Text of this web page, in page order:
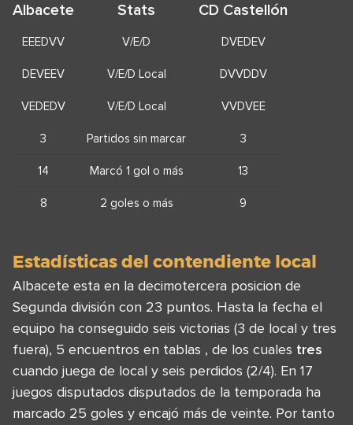
Albacete Stats CD Castellón
EEEDVV V/E/D DVEDEV
DEVEEV V/E/D Local DVVDDV
VEDEDV V/E/D Local VVDVEE
3 Partidos sin marcar 3
14 Marcó 1 gol o más 13
8 2 goles o más 9
Estadísticas del contendiente local
Albacete esta en la decimotercera posicion de
Segunda división con 23 puntos. Hasta la fecha el
equipo ha conseguido seis victorias (3 de local y tres
fuera), 5 encuentros en tablas , de los cuales tres
cuando juega de local y seis perdidos (2/4). En 17
juegos disputados disputados de la temporada ha
marcado 25 goles y encajó más de veinte. Por tanto